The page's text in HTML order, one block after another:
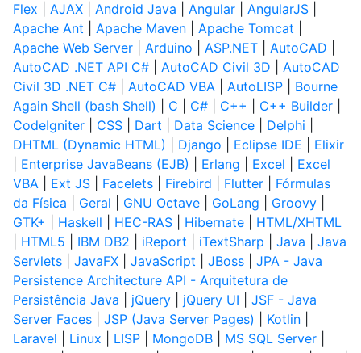
Flex
AJAX Android Java Angular AngularJS
Apache Ant
Apache Maven Apache Tomcat
Apache Web Server
Arduino ASP.NET AutoCAD
AutoCAD .NET API C#
AutoCAD Civil 3D
AutoCAD
Civil 3D .NET C#
AutoCAD VBA AutoLISP
Bourne
Again Shell (bash Shell)
C C# C++ C++ Builder
CodeIgniter
CSS Dart Data Science Delphi
DHTML (Dynamic HTML)
Django Eclipse IDE
Elixir
Enterprise JavaBeans (EJB) Erlang Excel
Excel
VBA
Ext JS Facelets Firebird Flutter
Fórmulas
da Física
Geral GNU Octave GoLang Groovy
GTK+
Haskell HEC-RAS Hibernate
HTML/XHTML
HTML5 IBM DB2 iReport iTextSharp Java
Java
Servlets
JavaFX JavaScript JBoss
JPA - Java
Persistence Architecture API - Arquitetura de
Persistência Java
jQuery jQuery UI
JSF - Java
Server Faces
JSP (Java Server Pages) Kotlin
Laravel
Linux LISP MongoDB MS SQL Server